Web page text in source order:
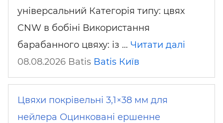
універсальний Категорія типу: цвях
CNW в бобіні Використання
барабанного цвяху: із … Читати далі
08.08.2026 Batis Batis Київ
Цвяхи покрівельні 3,1×38 мм для
нейлера Оцинковані ершенне